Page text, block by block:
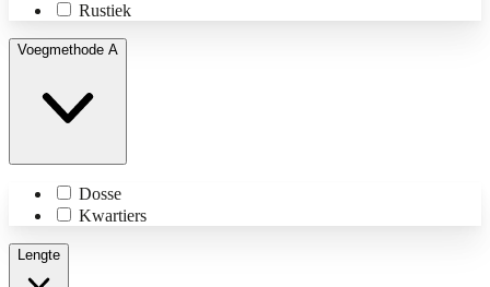
Rustiek
Voegmethode A
Dosse
Kwartiers
Lengte